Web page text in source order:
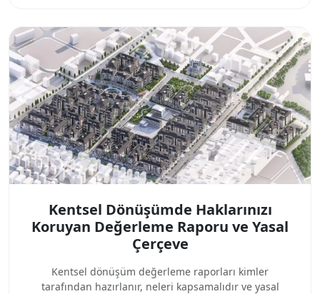
Kentsel Dönüşümde Haklarınızı
Koruyan Değerleme Raporu ve Yasal
Çerçeve
Kentsel dönüşüm değerleme raporları kimler
tarafından hazırlanır, neleri kapsamalıdır ve yasal